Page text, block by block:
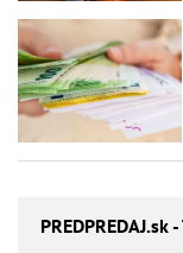
PREDPREDAJ.sk